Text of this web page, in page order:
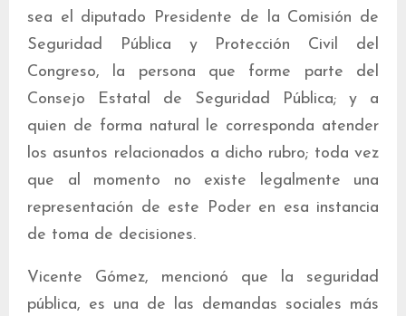
sea el diputado Presidente de la Comisión de
Seguridad Pública y Protección Civil del
Congreso, la persona que forme parte del
Consejo Estatal de Seguridad Pública; y a
quien de forma natural le corresponda atender
los asuntos relacionados a dicho rubro; toda vez
que al momento no existe legalmente una
representación de este Poder en esa instancia
de toma de decisiones.
Vicente Gómez, mencionó que la seguridad
pública, es una de las demandas sociales más